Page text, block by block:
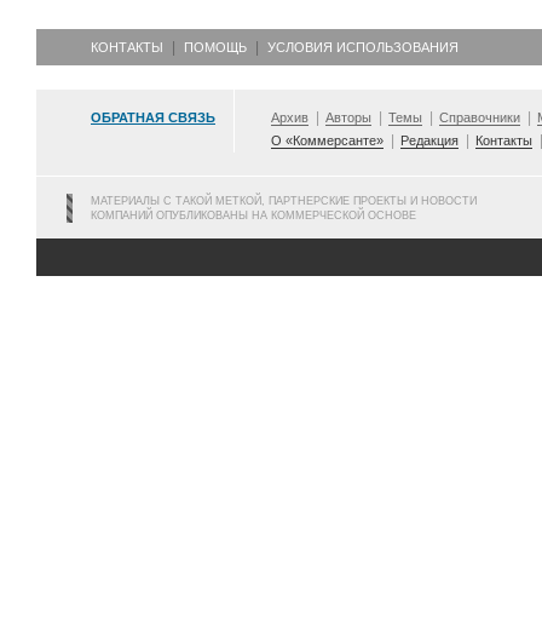
КОНТАКТЫ ПОМОЩЬ УСЛОВИЯ ИСПОЛЬЗОВАНИЯ
ОБРАТНАЯ СВЯЗЬ Архив Авторы Темы Справочники
О «Коммерсанте»
Редакция Контакты
МАТЕРИАЛЫ С ТАКОЙ МЕТКОЙ, ПАРТНЕРСКИЕ ПРОЕКТЫ И НОВОСТИ
КОМПАНИЙ ОПУБЛИКОВАНЫ НА КОММЕРЧЕСКОЙ ОСНОВЕ